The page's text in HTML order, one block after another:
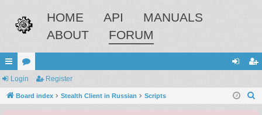
HOME API
MANUALS
ABOUT
FORUM
ui
ck
or
u in ist
Login Register
Board index Stealth Client in Russian Scripts